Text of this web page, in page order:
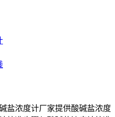
盐浓度计厂家提供酸碱盐浓度